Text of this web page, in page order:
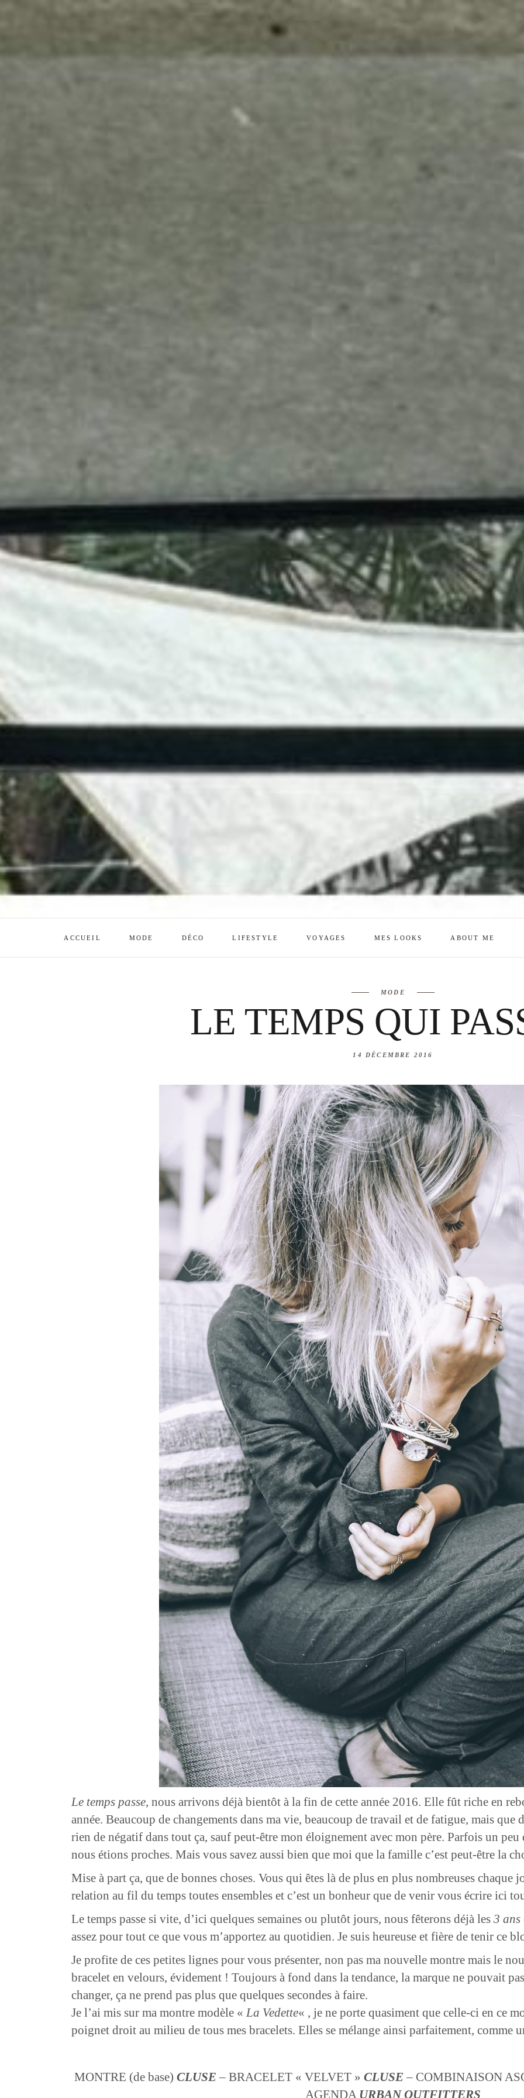
ACCUEIL MODE DÉCO LIFESTYLE VOYAGES MES LOOKS ABOUT ME
Voilà Beauté
MODE
LE TEMPS QUI
14 DÉCEMBRE 2016
Le temps passe, nous arrivons déjà bientôt à la fin de cette année 2016. Elle fût riche en
année. Beaucoup de changements dans ma vie, beaucoup de travail et de fatigue, mais
rien de négatif dans tout ça, sauf peut-être mon éloignement avec mon père. Parfois un
nous étions proches. Mais vous savez aussi bien que moi que la famille c’est peut-être la
Mise à part ça, que de bonnes choses. Vous qui êtes là de plus en plus nombreuses chaque
relation au fil du temps toutes ensembles et c’est un bonheur que de venir vous écrire ici
Le temps passe si vite, d’ici quelques semaines ou plutôt jours, nous fêterons déjà les 3 ans
assez pour tout ce que vous m’apportez au quotidien. Je suis heureuse et fière de tenir ce
Je profite de ces petites lignes pour vous présenter, non pas ma nouvelle montre mais le
bracelet en velours, évidement ! Toujours à fond dans la tendance, la marque ne pouvait
changer, ça ne prend pas plus que quelques secondes à faire.
Je l’ai mis sur ma montre modèle « La Vedette« , je ne porte quasiment que celle-ci en ce
poignet droit au milieu de tous mes bracelets. Elles se mélange ainsi parfaitement, comme
MONTRE (de base) CLUSE – BRACELET « VELVET » CLUSE – COMBINAISON
AGENDA URBAN OUTFITTERS